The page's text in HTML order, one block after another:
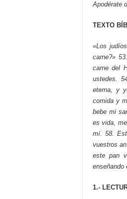
Apodérate
TEXTO
«Los
carne?»
carne del
ustedes.
eterna, y
comida y
bebe mi
es vida,
mí. 58.
vuestros
este pan
enseñando
1.-